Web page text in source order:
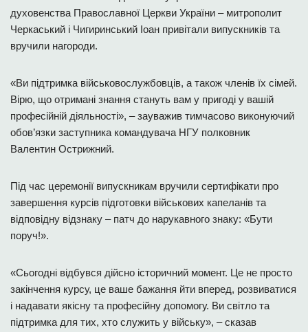
духовенства Православної Церкви України – митрополит
Черкаський і Чигиринський Іоан привітали випускників та
вручили нагороди.
«Ви підтримка військовослужбовців, а також членів їх сімей.
Вірю, що отримані знання стануть вам у пригоді у вашій
професійній діяльності», – зауважив тимчасово виконуючий
обов’язки заступника командувача НГУ полковник
Валентин Острижний.
Під час церемонії випускникам вручили сертифікати про
завершення курсів підготовки військових капеланів та
відповідну відзнаку – патч до нарукавного знаку: «Бути
поруч!».
«Сьогодні відбувся дійсно історичний момент. Це не просто
закінчення курсу, це ваше бажання йти вперед, розвиватися
і надавати якісну та професійну допомогу. Ви світло та
підтримка для тих, хто служить у війську», – сказав